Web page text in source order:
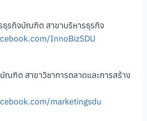
ธุรกิจบัณฑิต สาขาบริหารธุรกิจ
InnoBizSDU
ณฑิต สาขาวิชาการตลาดและการสร้าง
marketingsdu